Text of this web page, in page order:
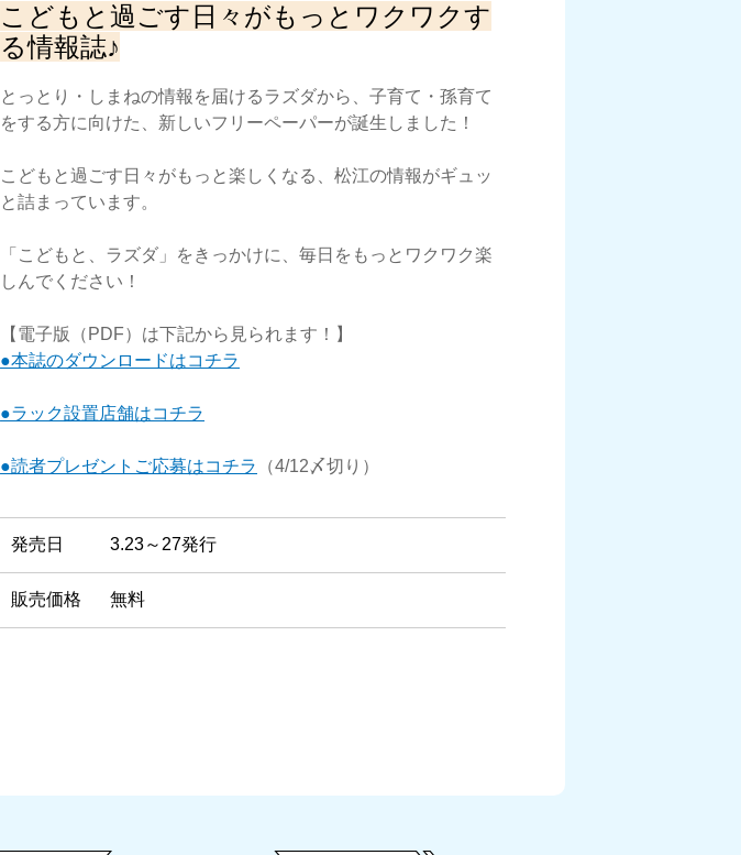
こどもと過ごす日々がもっとワクワクす
る情報誌♪
とっとり・しまねの情報を届けるラズダから、子育て・孫育て
をする方に向けた、新しいフリーペーパーが誕生しました！
こどもと過ごす日々がもっと楽しくなる、松江の情報がギュッ
と詰まっています。
「こどもと、ラズダ」をきっかけに、毎日をもっとワクワク楽
しんでください！
【電子版（PDF）は下記から見られます！】
●本誌のダウンロードはコチラ
●ラック設置店舗はコチラ
●読者プレゼントご応募はコチラ （4/12〆切り）
発売日 3.23～27発行
販売価格 無料